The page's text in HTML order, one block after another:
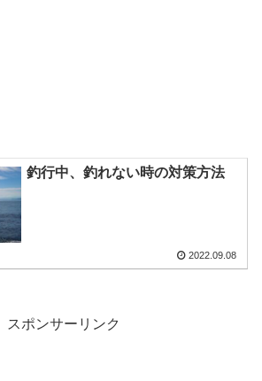
釣行中、釣れない時の対策方法
2022.09.08
スポンサーリンク